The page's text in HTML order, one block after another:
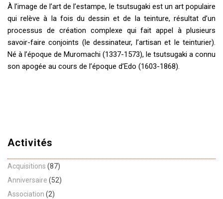
À l’image de l’art de l’estampe, le tsutsugaki est un art populaire
qui relève à la fois du dessin et de la teinture, résultat d’un
processus de création complexe qui fait appel à plusieurs
savoir-faire conjoints (le dessinateur, l’artisan et le teinturier).
Né à l’époque de Muromachi (1337-1573), le tsutsugaki a connu
son apogée au cours de l’époque d’Edo (1603-1868).
Activités
Acquisitions (87)
Anniversaire (52)
Association (2)